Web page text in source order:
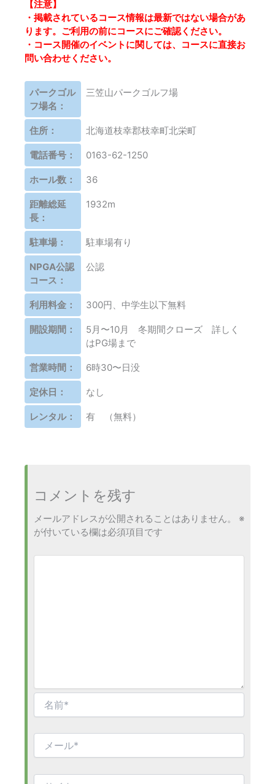
【注意】
・掲載されているコース情報は最新ではない場合があ
ります。ご利用の前にコースにご確認ください。
・コース開催のイベントに関しては、コースに直接お
問い合わせください。
パークゴル
フ場名：
三笠山パークゴルフ場
住所： 北海道枝幸郡枝幸町北栄町
電話番号： 0163-62-1250
ホール数： 36
距離総延
長：
1932m
駐車場： 駐車場有り
NPGA公認
コース：
公認
利用料金： 300円、中学生以下無料
開設期間：
5月〜10月 冬期間クローズ 詳しく
はPG場まで
営業時間： 6時30〜日没
定休日： なし
レンタル： 有 （無料）
コメントを残す
メールアドレスが公開されることはありません。
※
が付いている欄は必須項目です
*